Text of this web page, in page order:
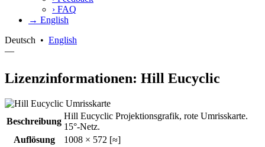
› FAQ
→ English
Deutsch • English
—
Lizenzinformationen: Hill Eucyclic
Beschreibung
Hill Eucyclic Projektionsgrafik, rote Umrisskarte.
15°-Netz.
Auflösung
1008 × 572 [≈]